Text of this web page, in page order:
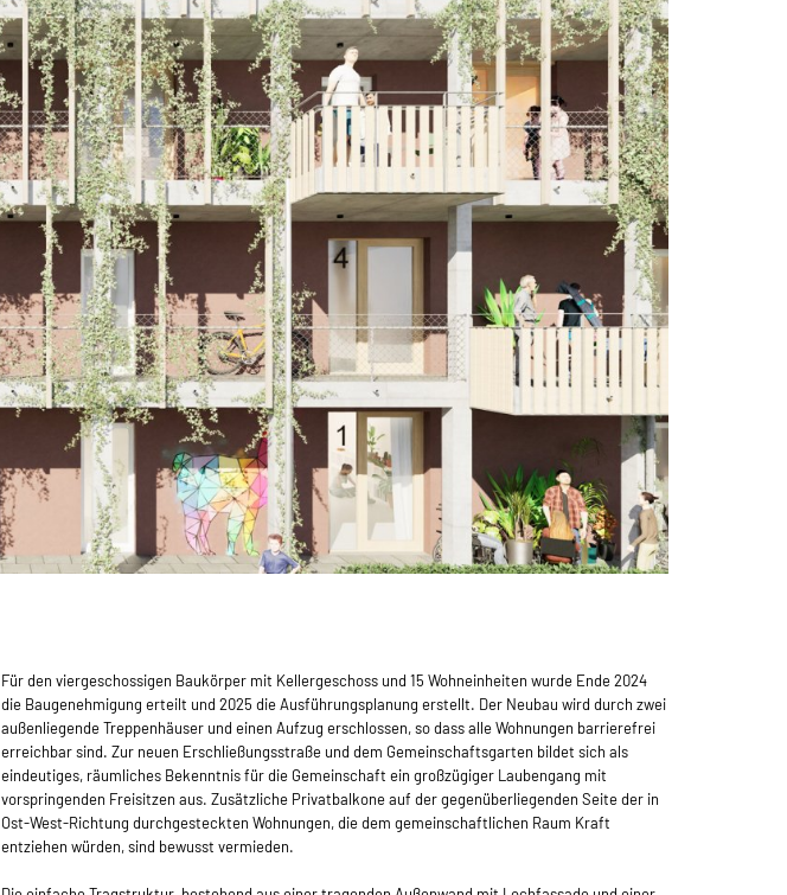
Für den viergeschossigen Baukörper mit Kellergeschoss und 15 Wohneinheiten wurde Ende 2024
die Baugenehmigung erteilt und 2025 die Ausführungsplanung erstellt. Der Neubau wird durch zwei
außenliegende Treppenhäuser und einen Aufzug erschlossen, so dass alle Wohnungen barrierefrei
erreichbar sind. Zur neuen Erschließungsstraße und dem Gemeinschaftsgarten bildet sich als
eindeutiges, räumliches Bekenntnis für die Gemeinschaft ein großzügiger Laubengang mit
vorspringenden Freisitzen aus. Zusätzliche Privatbalkone auf der gegenüberliegenden Seite der in
Ost-West-Richtung durchgesteckten Wohnungen, die dem gemeinschaftlichen Raum Kraft
entziehen würden, sind bewusst vermieden.